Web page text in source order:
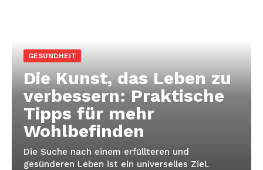
GESUNDHEIT
Die Kunst, das Leben zu
verbessern: Praktische
Tipps für mehr
Wohlbefinden
Die Suche nach einem erfüllteren und
gesünderen Leben ist ein universelles Ziel.